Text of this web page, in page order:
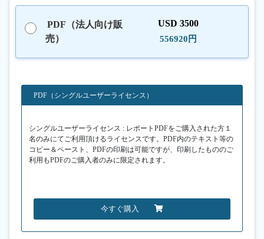
PDF（法人向け販
売）
USD 3500
556920円
PDF（シングルユーザーライセンス）
シングルユーザーライセンス : レポートPDFをご購入された方１
名のみにてご利用頂けるライセンスです。PDF内のテキスト等の
コピー＆ペースト、PDFの印刷は可能ですが、印刷したもののご
利用もPDFのご購入者のみに限定されます。
今すぐ購入